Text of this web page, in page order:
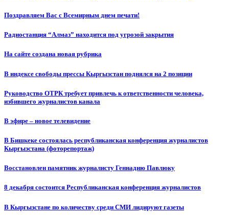
Поздравляем Вас с Всемирным днем печати!
Радиостанция “Алмаз” находится под угрозой закрытия
На сайте создана новая рубрика
В индексе свободы прессы Кыргызстан поднялся на 2 позиции
Руководство ОТРК требует привлечь к ответственности человека,
избившего журналистов канала
В эфире – новое телевидение
В Бишкеке состоялась республиканская конференция журналистов
Кыргызстана (фоторепортаж)
Восстановлен памятник журналисту Геннадию Павлюку
8 декабря состоится Республиканская конференция журналистов
В Кыргызстане по количеству среди СМИ лидируют газеты